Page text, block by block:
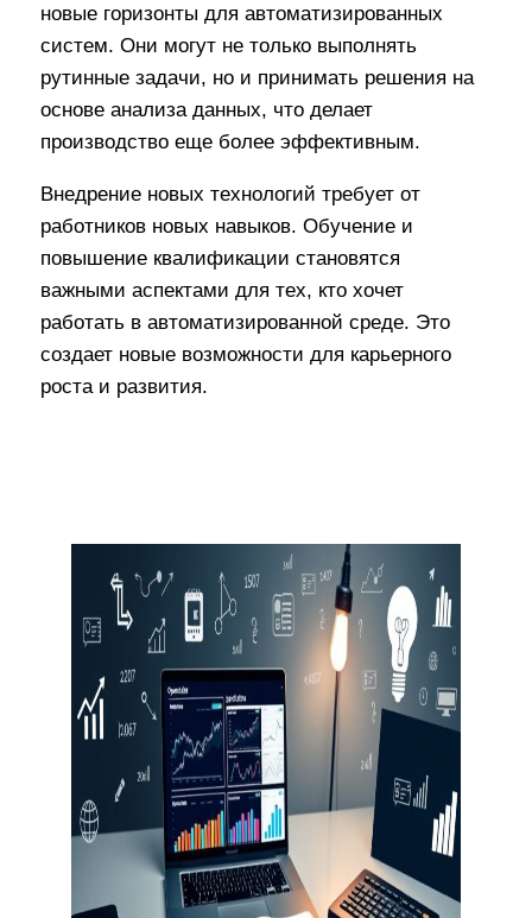
новые горизонты для автоматизированных
систем. Они могут не только выполнять
рутинные задачи, но и принимать решения на
основе анализа данных, что делает
производство еще более эффективным.
Внедрение новых технологий требует от
работников новых навыков. Обучение и
повышение квалификации становятся
важными аспектами для тех, кто хочет
работать в автоматизированной среде. Это
создает новые возможности для карьерного
роста и развития.